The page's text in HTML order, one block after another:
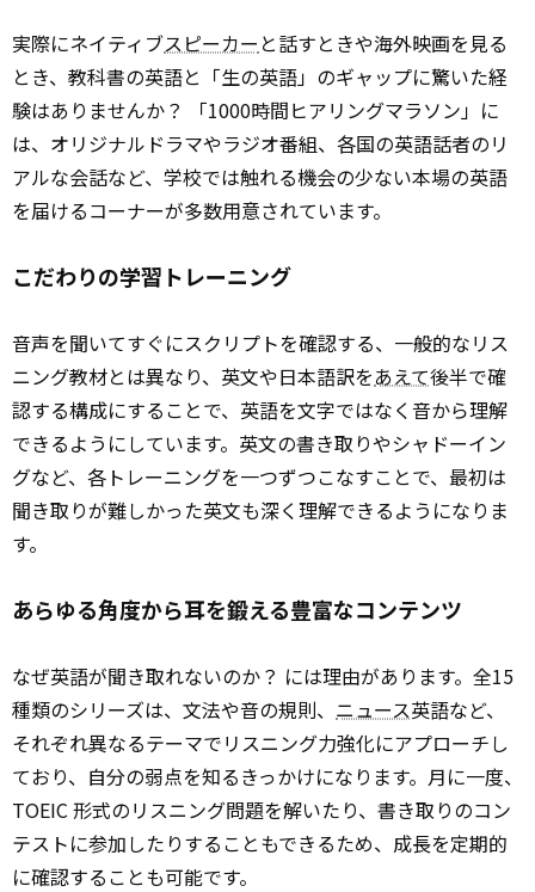
実際にネイティブスピーカー と話すときや海外映画を見る
とき、教科書の英語と「生の英語」のギャップに驚いた経
験はありませんか？ 「1000時間ヒアリングマラソン」に
は、オリジナルドラマやラジオ番組、各国の英語話者のリ
アルな会話など、学校では触れる機会の少ない本場の英語
を届けるコーナーが多数用意されています。
こだわりの学習トレーニング
音声を聞いてすぐにスクリプトを確認する、一般的なリス
ニング教材とは異なり、英文や日本語訳をあえて後半で確
認する構成にすることで、英語を文字ではなく音から理解
できるようにしています。英文の書き取りやシャドーイン
グなど、各トレーニングを一つずつこなすことで、最初は
聞き取りが難しかった英文も深く理解できるようになりま
す。
あらゆる角度から耳を鍛える豊富なコンテンツ
なぜ英語が聞き取れないのか？ には理由があります。全15
種類のシリーズは、文法や音の規則、 ニュース英語など、
それぞれ異なるテーマでリスニング力強化にアプローチし
ており、自分の弱点を知るきっかけになります。月に一度、
TOEIC 形式のリスニング問題を解いたり、書き取りのコン
テストに参加したりすることもできるため、成長を定期的
に確認することも可能です。